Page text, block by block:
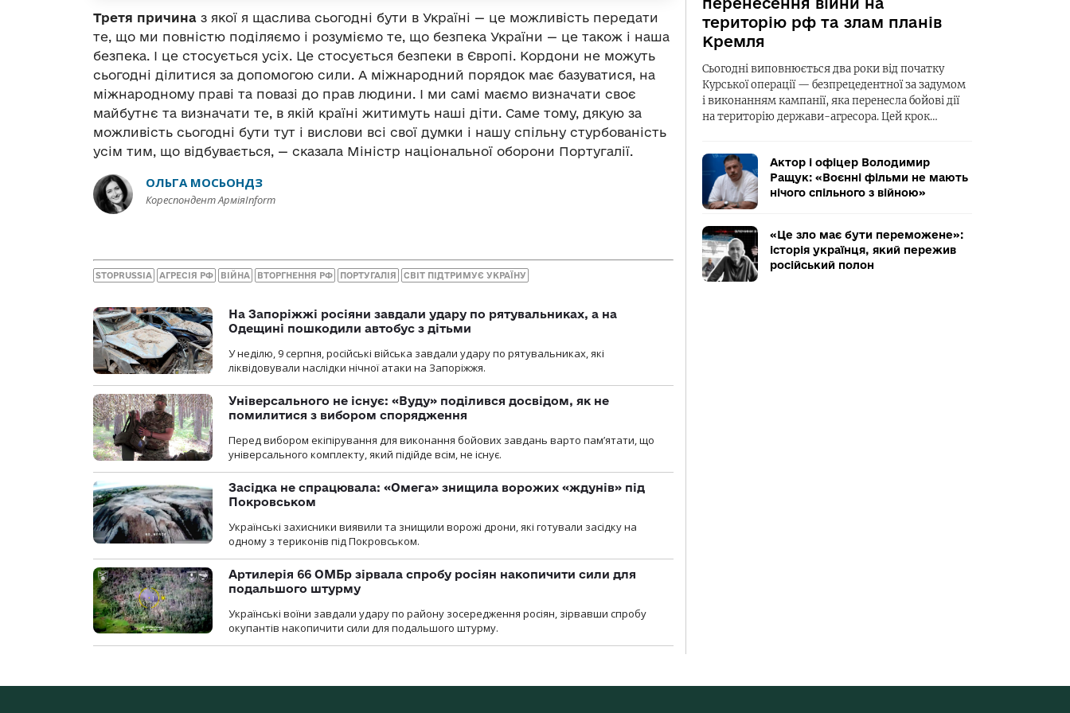
Третя причина з якої я щаслива сьогодні бути в Україні — це можливість передати
те, що ми повністю поділяємо і розуміємо те, що безпека України — це також і наша
безпека. І це стосується усіх. Це стосується безпеки в Європі. Кордони не можуть
сьогодні ділитися за допомогою сили. А міжнародний порядок має базуватися, на
міжнародному праві та повазі до прав людини. І ми самі маємо визначати своє
майбутнє та визначати те, в якій країні житимуть наші діти. Саме тому, дякую за
можливість сьогодні бути тут і вислови всі свої думки і нашу спільну стурбованість
усім тим, що відбувається, — сказала Міністр національної оборони Португалії.
ОЛЬГА МОСЬОНДЗ
Кореспондент АрміяInform
STOPRUSSIA АГРЕСІЯ РФ ВІЙНА ВТОРГНЕННЯ РФ ПОРТУГАЛІЯ СВІТ ПІДТРИМУЄ УКРАЇНУ
На Запоріжжі росіяни завдали удару по рятувальниках, а на
Одещині пошкодили автобус з дітьми
У неділю, 9 серпня, російські війська завдали удару по рятувальниках, які
ліквідовували наслідки нічної атаки на Запоріжжя.
Універсального не існує: «Вуду» поділився досвідом, як не
помилитися з вибором спорядження
Перед вибором екіпірування для виконання бойових завдань варто пам’ятати, що
універсального комплекту, який підійде всім, не існує.
Засідка не спрацювала: «Омега» знищила ворожих «ждунів» під
Покровськом
Українські захисники виявили та знищили ворожі дрони, які готували засідку на
одному з териконів під Покровськом.
Артилерія 66 ОМБр зірвала спробу росіян накопичити сили для
подальшого штурму
Українські воїни завдали удару по району зосередження росіян, зірвавши спробу
окупантів накопичити сили для подальшого штурму.
територію рф та злам планів
Кремля
Сьогодні виповнюється два роки від початку
Курської операції — безпрецедентної за задумом
і виконанням кампанії, яка перенесла бойові дії
на територію держави-агресора. Цей крок…
Актор і офіцер Володимир
Ращук: «Воєнні фільми не мають
нічого спільного з війною»
«Це зло має бути переможене»:
історія українця, який пережив
російський полон